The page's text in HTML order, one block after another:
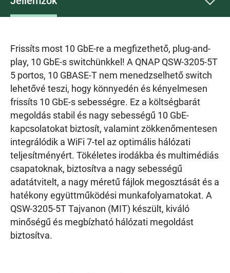
Frissíts most 10 GbE-re a megfizethető, plug-and-
play, 10 GbE-s switchünkkel! A QNAP QSW-3205-5T
5 portos, 10 GBASE-T nem menedzselhető switch
lehetővé teszi, hogy könnyedén és kényelmesen
frissíts 10 GbE-s sebességre. Ez a költségbarát
megoldás stabil és nagy sebességű 10 GbE-
kapcsolatokat biztosít, valamint zökkenőmentesen
integrálódik a WiFi 7-tel az optimális hálózati
teljesítményért. Tökéletes irodákba és multimédiás
csapatoknak, biztosítva a nagy sebességű
adatátvitelt, a nagy méretű fájlok megosztását és a
hatékony együttműködési munkafolyamatokat. A
QSW-3205-5T Tajvanon (MIT) készült, kiváló
minőségű és megbízható hálózati megoldást
biztosítva.